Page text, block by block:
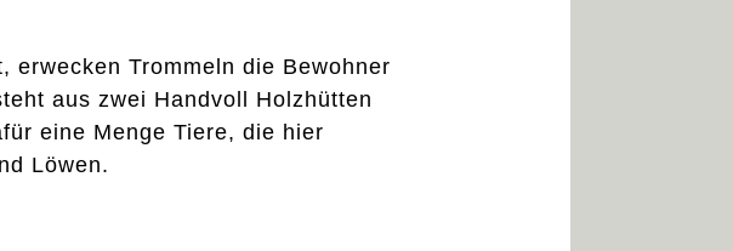
erwecken Trommeln die Bewohner
aus zwei Handvoll Holzhütten
eine Menge Tiere, die hier
Löwen.